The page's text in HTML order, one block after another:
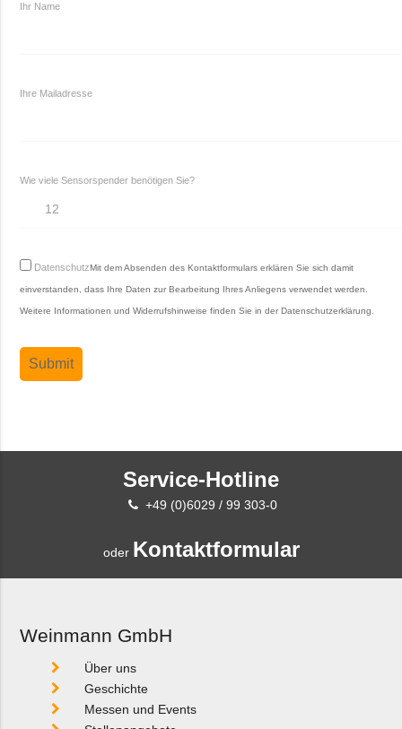
Ihr Name
Ihre Mailadresse
Wie viele Sensorspender benötigen Sie?
DatenschutzMit dem Absenden des Kontaktformulars erklären Sie sich damit
einverstanden, dass Ihre Daten zur Bearbeitung Ihres Anliegens verwendet werden.
Weitere Informationen und Widerrufshinweise finden Sie in derDatenschutzerklärung
Service-Hotline
+49 (0)6029 / 99 303-0
oder Kontaktformular
Weinmann GmbH
Über uns
Geschichte
Messen und Events